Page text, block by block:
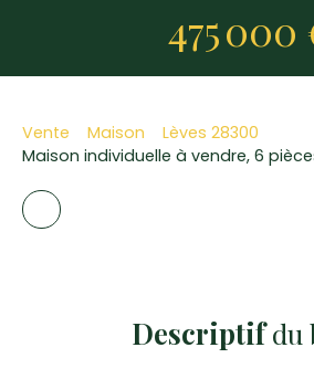
475 000
Vente Maison
Lèves 28300
Maison individuelle à vendre, 6
Descriptifdu